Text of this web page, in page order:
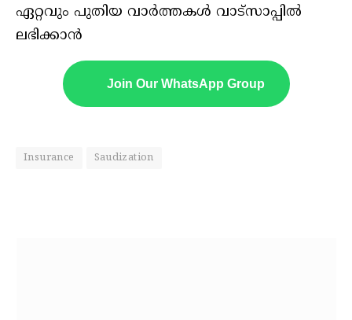
ഏറ്റവും പുതിയ വാർത്തകൾ വാട്സാപ്പിൽ
ലഭിക്കാൻ
Join Our WhatsApp Group
Insurance Saudization